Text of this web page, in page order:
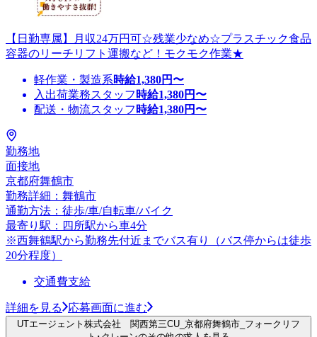
【日勤専属】月収24万円可☆残業少なめ☆プラスチック食品
容器のリーチリフト運搬など！モクモク作業★
軽作業・製造系時給1,380円〜
入出荷業務スタッフ 時給1,380円〜
配送・物流スタッフ 時給1,380円〜
勤務地
面接地
京都府舞鶴市
勤務詳細：舞鶴市
通勤方法：徒歩/車/自転車/バイク
最寄り駅：四所駅から車4分
※西舞鶴駅から勤務先付近までバス有り（バス停からは徒歩
20分程度）
交通費支給
詳細を見る 応募画面に進む
UTエージェント株式会社 関西第三CU_京都府舞鶴市_フォークリフ